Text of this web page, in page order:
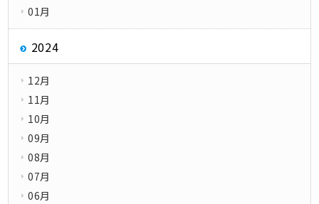
01月
2024
12月
11月
10月
09月
08月
07月
06月